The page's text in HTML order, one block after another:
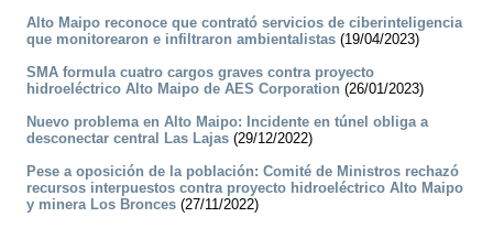
Alto Maipo reconoce que contrató servicios de ciberinteligencia
que monitorearon e infiltraron ambientalistas (19/04/2023)
SMA formula cuatro cargos graves contra proyecto
hidroeléctrico Alto Maipo de AES Corporation (26/01/2023)
Nuevo problema en Alto Maipo: Incidente en túnel obliga a
desconectar central Las Lajas (29/12/2022)
Pese a oposición de la población: Comité de Ministros rechazó
recursos interpuestos contra proyecto hidroeléctrico Alto Maipo
y minera Los Bronces (27/11/2022)